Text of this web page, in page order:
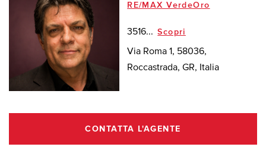
RE/MAX VerdeOro
3516... Scopri
Via Roma 1, 58036,
Roccastrada, GR, Italia
CONTATTA L'AGENTE